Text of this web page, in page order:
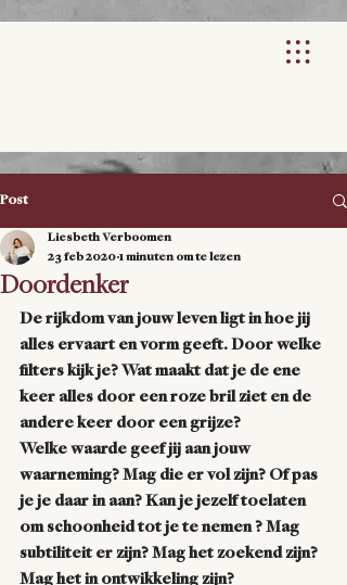
Post
Doordenker
Liesbeth Verboomen
23 feb 2020 1 minuten om te lezen
De rijkdom van jouw leven ligt in hoe jij
alles ervaart en vorm geeft. Door welke
filters kijk je? Wat maakt dat je de ene
keer alles door een roze bril ziet en de
andere keer door een grijze?
Welke waarde geef jij aan jouw
waarneming? Mag die er vol zijn? Of pas
je je daar in aan? Kan je jezelf toelaten
om schoonheid tot je te nemen ? Mag
subtiliteit er zijn? Mag het zoekend zijn?
Mag het in ontwikkeling zijn?